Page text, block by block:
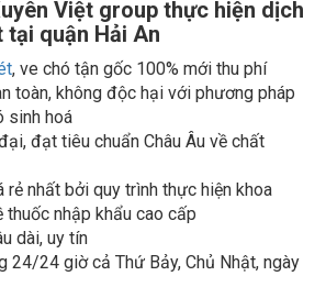
quận Hải An
, ve chó tận gốc 100% mới thu phí
toàn, không độc hại với phương pháp
sinh hoá
đạt tiêu chuẩn Châu Âu về chất
nhất bởi quy trình thực hiện khoa
nhập khẩu cao cấp
dài, uy tín
24/24 giờ cả Thứ Bảy, Chủ Nhật, ngày